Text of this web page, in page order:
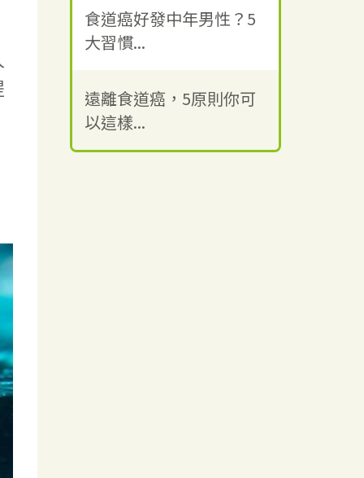
食道癌好發中年男性？5
大習慣...
遠離食道癌，5原則你可
以這樣...